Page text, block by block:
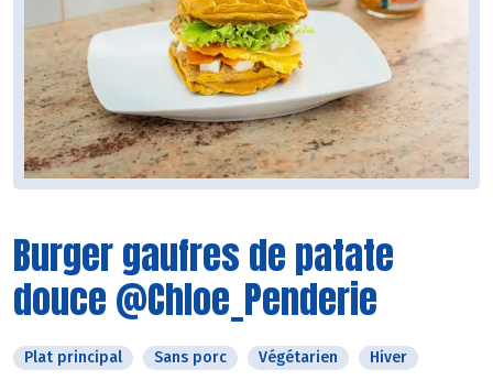
Burger gaufres de patate
douce @Chloe_Penderie
Plat principal Sans porc Végétarien Hiver